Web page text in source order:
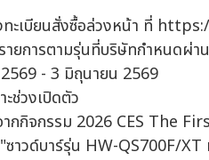
ทะเบียนสั่งซื้อล่วงหน้า ที่
ายการตามรุ่นที่บริษัทกำหนดผ่
- 3 มิถุนายน 2569
ช่วงเปิดตัว
กิจกรรม 2026 CES The
าวด์บาร์รุ่น HW-QS700F/